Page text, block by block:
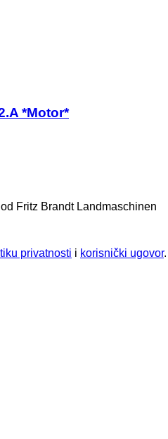
*Motor*
Fritz Brandt Landmaschinen
privatnosti i korisnički ugovor.